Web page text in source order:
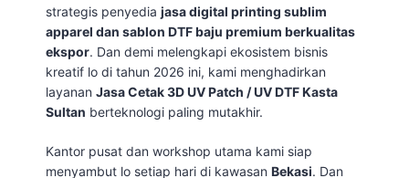
strategis penyedia jasa digital printing sublim
apparel dan sablon DTF baju premium berkualitas
ekspor. Dan demi melengkapi ekosistem bisnis
kreatif lo di tahun 2026 ini, kami menghadirkan
layanan Jasa Cetak 3D UV Patch / UV DTF Kasta
Sultan berteknologi paling mutakhir.
Kantor pusat dan workshop utama kami siap
menyambut lo setiap hari di kawasan Bekasi. Dan